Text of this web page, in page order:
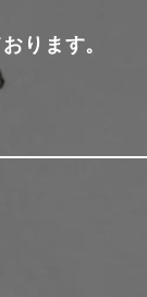
ります。